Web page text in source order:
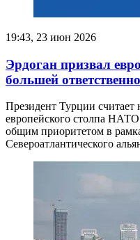
19:43, 23 июн 2026
Эрдоган призвал
большей
Президент Турции
европейского столпа
общим приоритетом в
Североатлантического